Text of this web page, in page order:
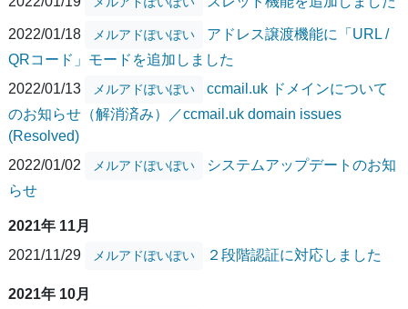
2022/01/18 メルアドぽいぽい
アドレス譲渡機能に「URL /
QRコード」モードを追加しました
2022/01/13
メルアドぽいぽい
ccmail.uk ドメインについて
のお知らせ（解消済み）／ccmail.uk domain issues
(Resolved)
2022/01/02
メルアドぽいぽい
システムアップデートのお知
らせ
2021年 11月
2021/11/29
メルアドぽいぽい ２段階認証に対応しました
2021年 10月